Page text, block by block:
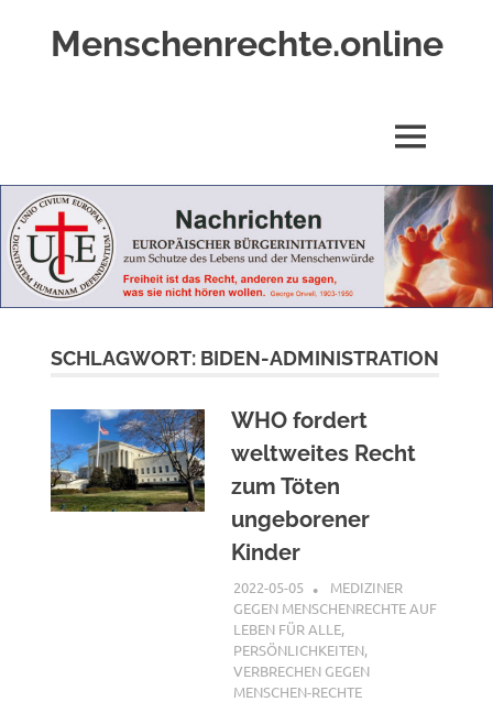
Menschenrechte.online
Geborene
wie
für
Ungeborene
MENÜ
SCHLAGWORT: BIDEN-ADMINISTRATION
WHO fordert
weltweites Recht
zum Töten
ungeborener
Kinder
2022-05-05 XX
MEDIZINER
GEGEN MENSCHENRECHTE AUF
LEBEN FÜR ALLE,
PERSÖNLICHKEITEN,
VERBRECHEN GEGEN
MENSCHEN-RECHTE